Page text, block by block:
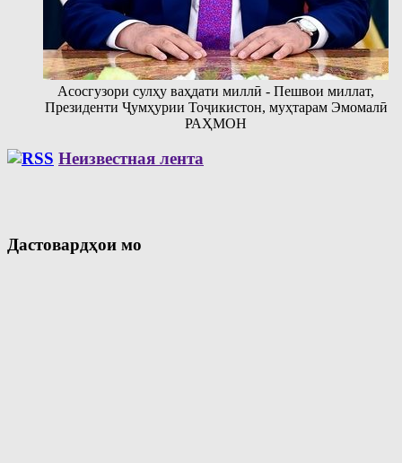
Асосгузори сулҳу ваҳдати миллӣ - Пешвои миллат,
Президенти Ҷумҳурии Тоҷикистон, муҳтарам Эмомалӣ
РАҲМОН
Неизвестная лента
Дастовардҳои мо